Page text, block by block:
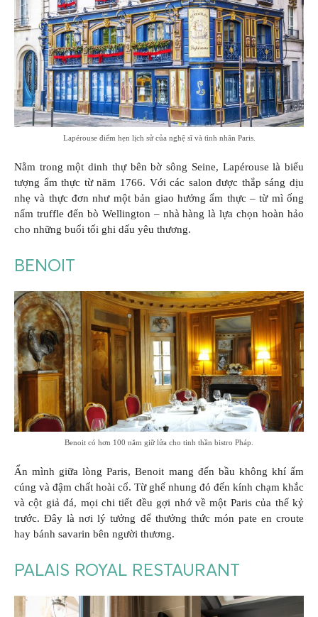
Lapérouse điểm hẹn lịch sử của nghệ sĩ và tình nhân Paris.
Nằm trong một dinh thự bên bờ sông Seine, Lapérouse là biểu
tượng ẩm thực từ năm 1766. Với các salon được thắp sáng dịu
nhẹ và thực đơn như một bản giao hưởng ẩm thực – từ mì ống
nấm truffle đến bò Wellington – nhà hàng là lựa chọn hoàn hảo
cho những buổi tối ghi dấu yêu thương.
BENOIT
Benoit có hơn 100 năm giữ lửa cho tinh thần bistro Pháp.
Ẩn mình giữa lòng Paris, Benoit mang đến bầu không khí ấm
cúng và đậm chất hoài cổ. Từ ghế nhung đỏ đến kính chạm khắc
và cột giả đá, mọi chi tiết đều gợi nhớ về một Paris của thế kỷ
trước. Đây là nơi lý tưởng để thưởng thức món pate en croute
hay bánh savarin bên người thương.
PALAIS ROYAL RESTAURANT